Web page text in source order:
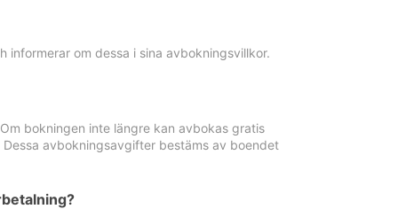
om dessa i sina avbokningsvillkor.
bokningen inte längre kan avbokas gratis
avbokningsavgifter bestäms av boendet